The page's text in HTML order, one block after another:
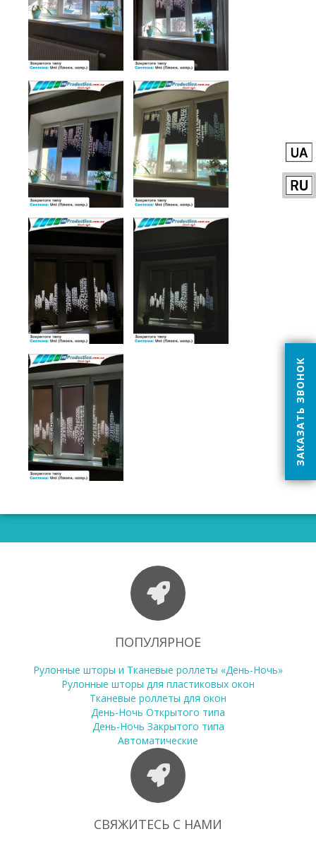
ЗАКАЗАТЬ ЗВОНОК
ПОПУЛЯРНОЕ
Рулонные шторы и Тканевые роллеты «День-Ночь»
Рулонные шторы для пластиковых окон
Тканевые роллеты для окон
День-Ночь Открытого типа
День-Ночь Закрытого типа
Автоматические
СВЯЖИТЕСЬ С НАМИ